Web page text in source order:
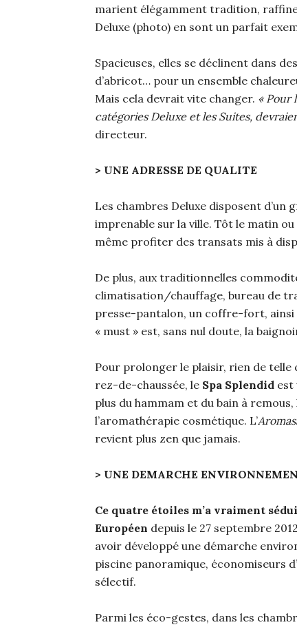
marient élégamment tradition,
Deluxe (photo) en sont un parfait
Spacieuses, elles se déclinent dans
d’abricot… pour un ensemble
Mais cela devrait vite changer. « Pour
catégories Deluxe et les Suites,
directeur.
> UNE ADRESSE DE QUALITE
Les chambres Deluxe disposent d’un
imprenable sur la ville. Tôt le matin
même profiter des transats mis à
De plus, aux traditionnelles
climatisation/chauffage, bureau de
presse-pantalon, un coffre-fort, ainsi
« must » est, sans nul doute, la
Pour prolonger le plaisir, rien de telle
rez-de-chaussée, le Spa Splendid est
plus du hammam et du bain à
l’aromathérapie cosmétique. L’
revient plus zen que jamais.
> UNE DEMARCHE
Ce quatre étoiles m’a vraiment
Européen depuis le 27 septembre
avoir développé une démarche
piscine panoramique, économiseurs
sélectif.
Parmi les éco-gestes, dans les